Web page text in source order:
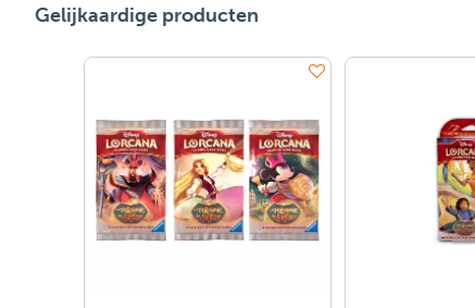
Gelijkaardige producten